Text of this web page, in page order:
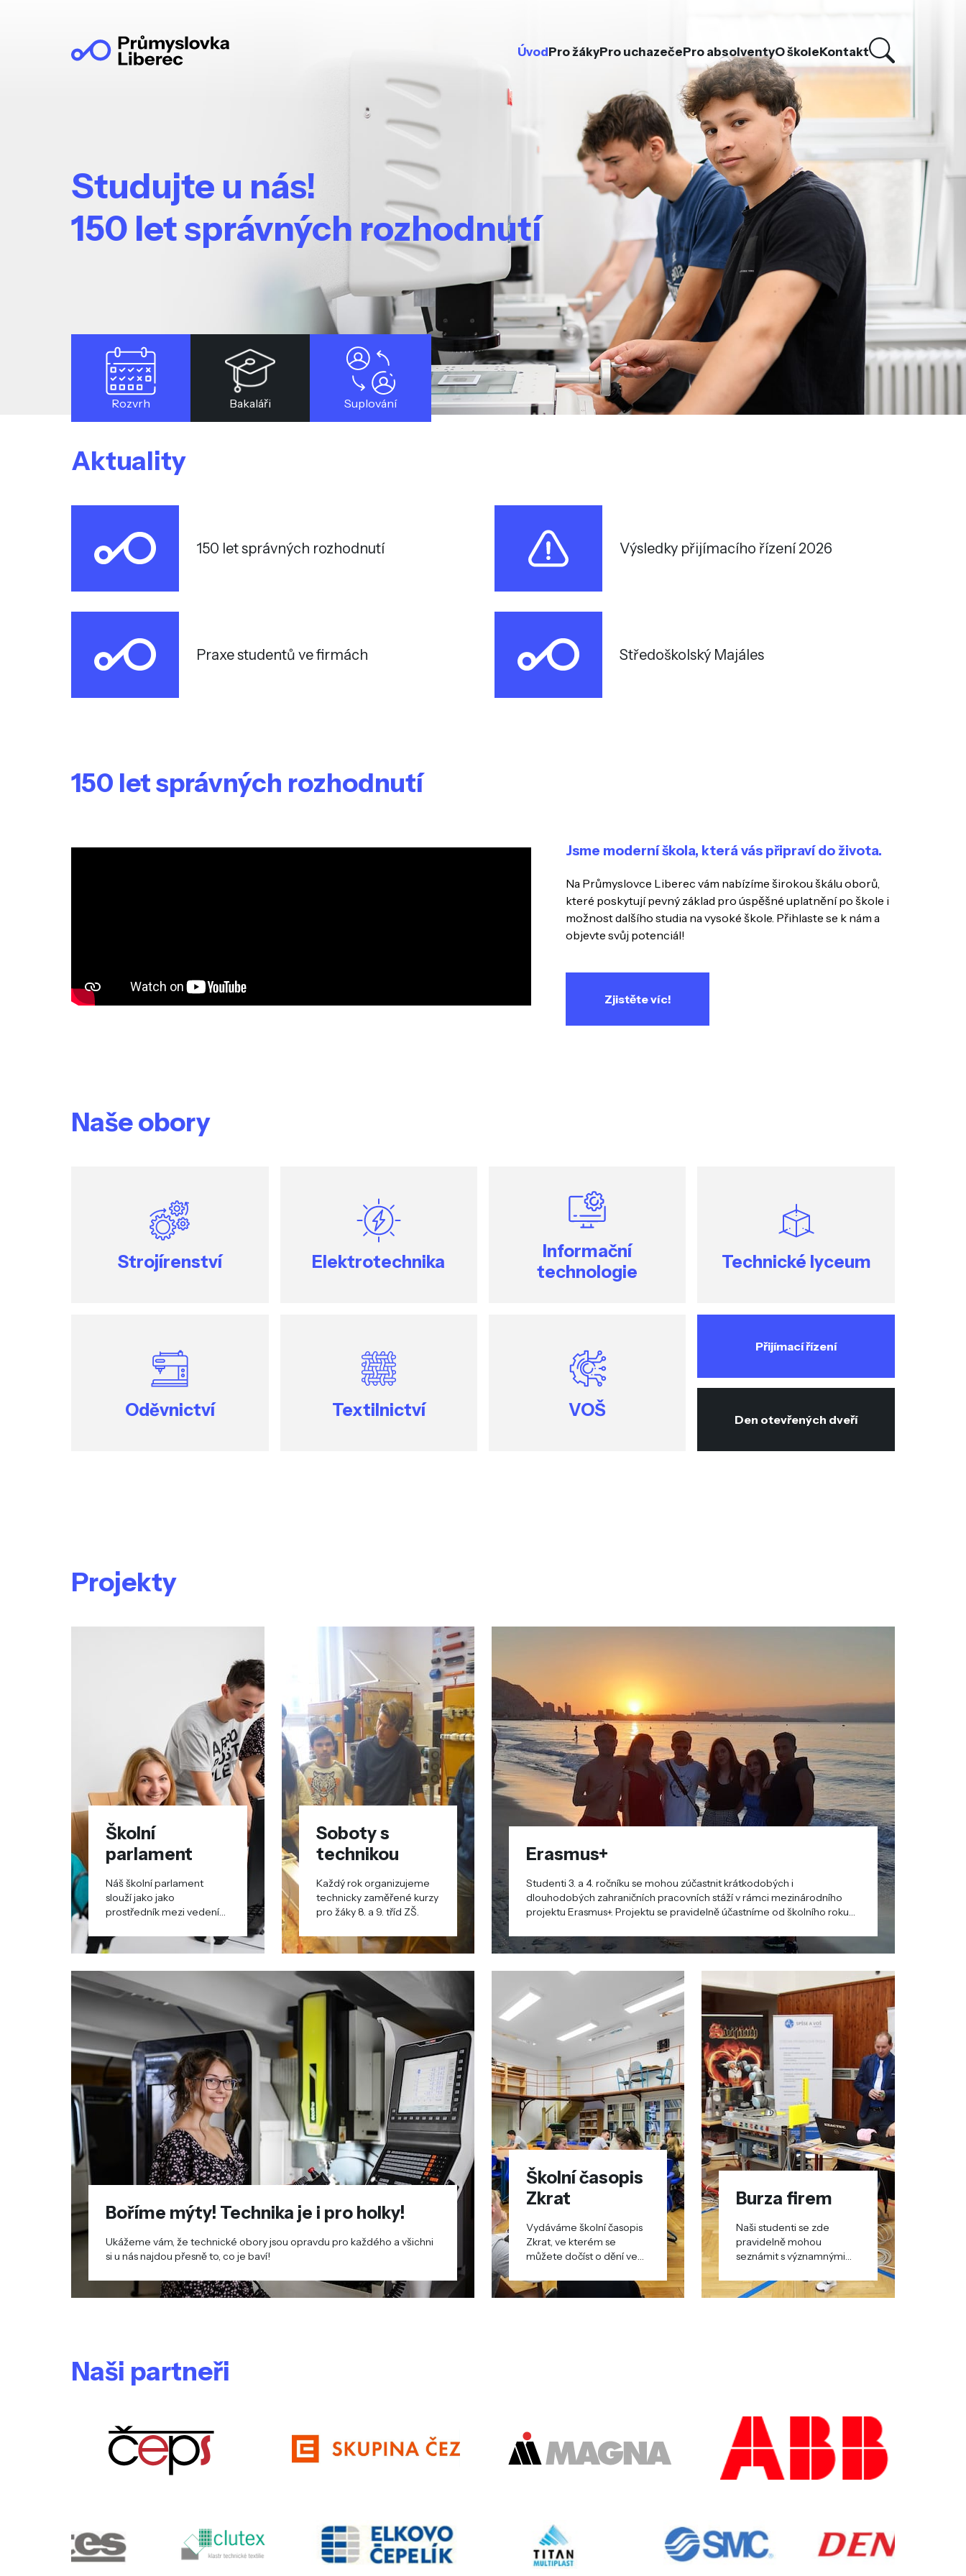
ÚvodPro žákyPro uchazečePro absolventyO školeKontakt
Studujte u nás!
150 let správných rozhodnutí
Rozvrh Bakaláři Suplování
Aktuality
150 let správných rozhodnutí Výsledky přijímacího řízení 2026
Praxe studentů ve firmách Středoškolský Majáles
150 let správných rozhodnutí
Jsme moderní škola, která vás připraví do života.
Na Průmyslovce Liberec vám nabízíme širokou škálu oborů,
které poskytují pevný základ pro úspěšné uplatnění po škole i
možnost dalšího studia na vysoké škole. Přihlaste se k nám a
objevte svůj potenciál!
Zjistěte víc!
Naše obory
Strojírenství Elektrotechnika
Informační
technologie
Technické lyceum
Oděvnictví Textilnictví VOŠ
Přijímací řízení
Den otevřených dveří
Projekty
Školní
parlament
Náš školní parlament
slouží jako jako
prostředník mezi vedením
Soboty s
technikou
Každý rok organizujeme
technicky zaměřené kurzy
pro žáky 8. a 9. tříd ZŠ.
Erasmus+
Studenti 3. a 4. ročníku se mohou zúčastnit krátkodobých i
dlouhodobých zahraničních pracovních stáží v rámci mezinárodního
projektu Erasmus+. Projektu se pravidelně účastníme od školního roku
Boříme mýty! Technika je i pro holky!
Ukážeme vám, že technické obory jsou opravdu pro každého a všichni
si u nás najdou přesně to, co je baví!
Školní časopis
Zkrat
Vydáváme školní časopis
Zkrat, ve kterém se
můžete dočíst o dění ve
Burza firem
Naši studenti se zde
pravidelně mohou
seznámit s významnými
Naši partneři